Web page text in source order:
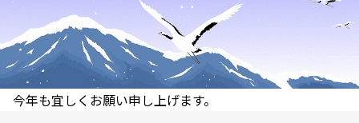
今年も宜しくお願い申し上げます。